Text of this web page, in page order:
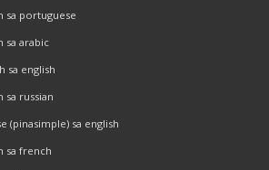
sa portuguese
sa arabic
sa english
sa russian
(pinasimple) sa english
sa french